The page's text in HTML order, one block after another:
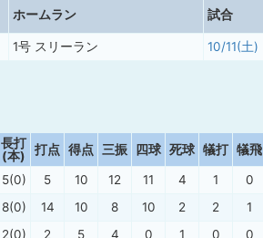
ホームラン 試合
1号 スリーラン 10/11(土)
長打
(本)
打点 得点 三振 四球 死球 犠打 犠飛
5(0) 5 10 12 11 4 1 0
8(0) 14 10 8 10 2 2 1
2(0) 2 5 4 0 1 0 0